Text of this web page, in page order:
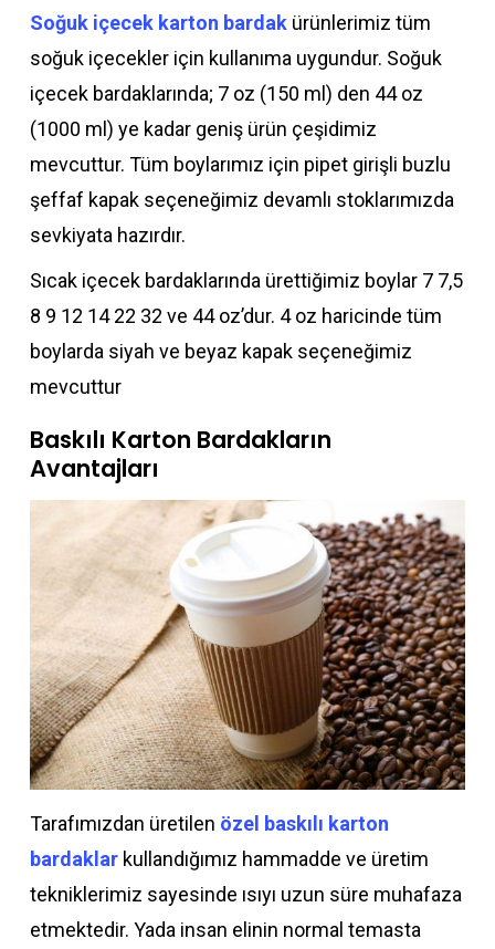
Soğuk içecek karton bardakürünlerimiz tüm
soğuk içecekler için kullanıma uygundur. Soğuk
içecek bardaklarında; 7 oz (150 ml) den 44 oz
(1000 ml) ye kadar geniş ürün çeşidimiz
mevcuttur. Tüm boylarımız için pipet girişli buzlu
şeffaf kapak seçeneğimiz devamlı stoklarımızda
sevkiyata hazırdır.
Sıcak içecek bardaklarında ürettiğimiz boylar 7 7,5
8 9 12 14 22 32 ve 44 oz’dur. 4 oz haricinde tüm
boylarda siyah ve beyaz kapak seçeneğimiz
mevcuttur
Baskılı Karton Bardakların
Avantajları
Tarafımızdan üretilen özel baskılı karton
bardaklarkullandığımız hammadde ve üretim
tekniklerimiz sayesinde ısıyı uzun süre muhafaza
etmektedir. Yada insan elinin normal temasta